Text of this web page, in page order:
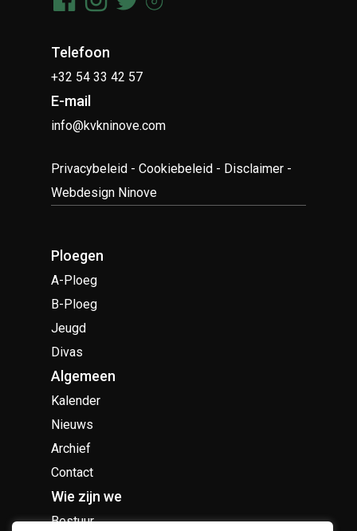
Telefoon
+32 54 33 42 57
E-mail
info@kvkninove.com
Privacybeleid -Cookiebeleid - Disclaimer -
Webdesign Ninove
Ploegen
A-Ploeg
B-Ploeg
Jeugd
Divas
Algemeen
Kalender
Nieuws
Archief
Contact
Wie zijn we
Bestuur